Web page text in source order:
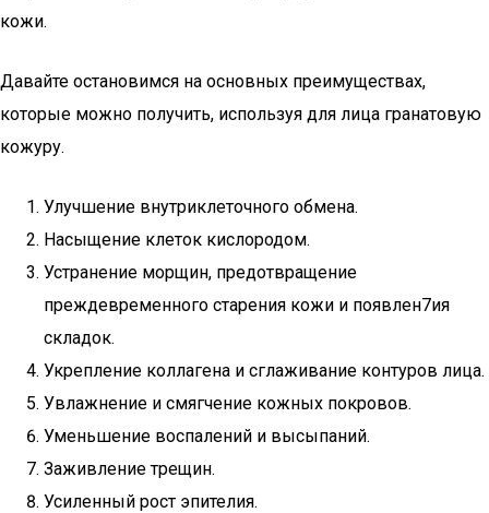
кожи.
Давайте остановимся на основных преимуществах,
которые можно получить, используя для лица гранатовую
кожуру.
Улучшение внутриклеточного обмена.
Насыщение клеток кислородом.
Устранение морщин, предотвращение
преждевременного старения кожи и появлен7ия
складок.
Укрепление коллагена и сглаживание контуров лица.
Увлажнение и смягчение кожных покровов.
Уменьшение воспалений и высыпаний.
Заживление трещин.
Усиленный рост эпителия.